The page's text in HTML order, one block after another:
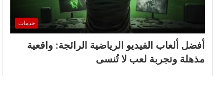
خدمات
أفضل ألعاب الفيديو الرياضية الرائجة: واقعية
مذهلة وتجربة لعب لا تُنسى